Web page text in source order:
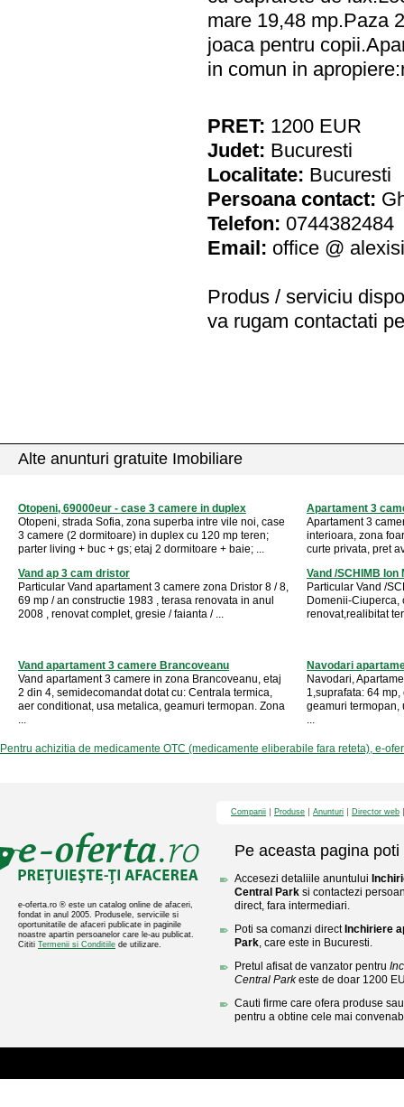
mare 19,48 mp.Paza
joaca pentru
in comun in
PRET: 1200 EUR
Judet: Bucuresti
Localitate: Bucuresti
Persoana contact:
Telefon: 0744382484
Email: office @
Produs / serviciu
va rugam contactati
Alte anunturi gratuite Imobiliare
Otopeni, 69000eur - case 3 camere in duplex
Otopeni, strada Sofia, zona superba intre vile noi, case
3 camere (2 dormitoare) in duplex cu 120 mp teren;
parter living + buc + gs; etaj 2 dormitoare + baie; ...
Apartament 3
Apartament 3
interioara, zona
curte privata, pret
Vand ap 3 cam dristor
Particular Vand apartament 3 camere zona Dristor 8 / 8,
69 mp / an constructie 1983 , terasa renovata in anul
2008 , renovat complet, gresie / faianta / ...
Vand /SCHIMB
Particular Vand /
Domenii-Ciuperca,
renovat,realibitat
Vand apartament 3 camere Brancoveanu
Vand apartament 3 camere in zona Brancoveanu, etaj
2 din 4, semidecomandat dotat cu: Centrala termica,
aer conditionat, usa metalica, geamuri termopan. Zona
...
Navodari
Navodari,
1,suprafata: 64
geamuri termopan,
...
Pentru achizitia de medicamente OTC (medicamente eliberabile fara reteta), e-
e-oferta.ro ® este un catalog online de afaceri,
fondat in anul 2005. Produsele, serviciile si
oportunitatile de afaceri publicate in paginile
noastre apartin persoanelor care le-au publicat.
Cititi Termenii si Conditiile de utilizare.
Companii Produse Anunturi Director web
Pe aceasta pagina poti
Accesezi detaliile anuntului
Central Park si contactezi
direct, fara intermediari.
Poti sa comanzi direct Inchiriere
Park, care este in Bucuresti.
Pretul afisat de vanzator pentru
Central Parkeste de doar 1200
Cauti firme care ofera produse
pentru a obtine cele mai